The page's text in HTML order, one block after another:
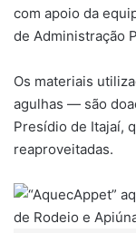
com apoio da
de Administração
Os materiais
agulhas — são
Presídio de Itajaí,
reaproveitadas.